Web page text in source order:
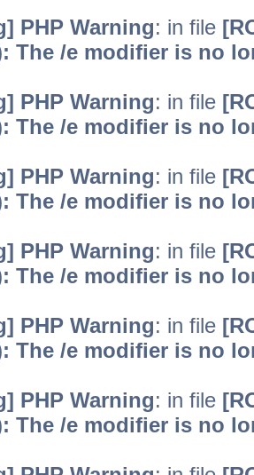
PHP Warning: in file
The /e modifier is no
PHP Warning: in file
The /e modifier is no
PHP Warning: in file
The /e modifier is no
PHP Warning: in file
The /e modifier is no
PHP Warning: in file
The /e modifier is no
PHP Warning: in file
The /e modifier is no